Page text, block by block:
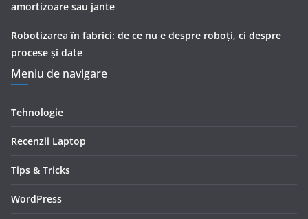
amortizoare sau jante
Robotizarea în fabrici: de ce nu e despre roboți, ci despre
procese și date
Meniu de navigare
Tehnologie
Recenzii Laptop
Tips & Tricks
WordPress